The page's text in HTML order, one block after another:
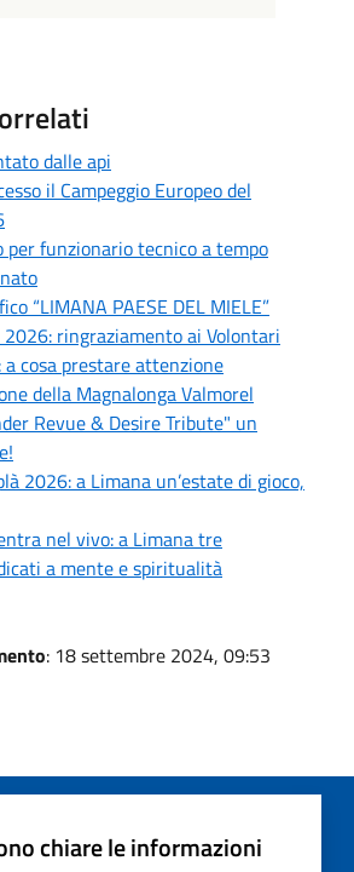
dalle api
il Campeggio Europeo del
per funzionario tecnico a tempo
“LIMANA PAESE DEL MIELE”
ringraziamento ai Volontari
a cosa prestare attenzione
della Magnalonga Valmorel
Revue & Desire Tribute" un
2026: a Limana un’estate di gioco,
nel vivo: a Limana tre
a mente e spiritualità
: 18 settembre 2024, 09:53
chiare le informazioni